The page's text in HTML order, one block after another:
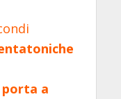
porta a